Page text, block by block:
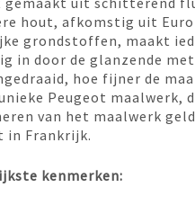
hout, afkomstig uit
grondstoffen, maakt
in door de glanzende
hoe fijner de
Peugeot maalwerk,
van het maalwerk
in Frankrijk.
kenmerken: